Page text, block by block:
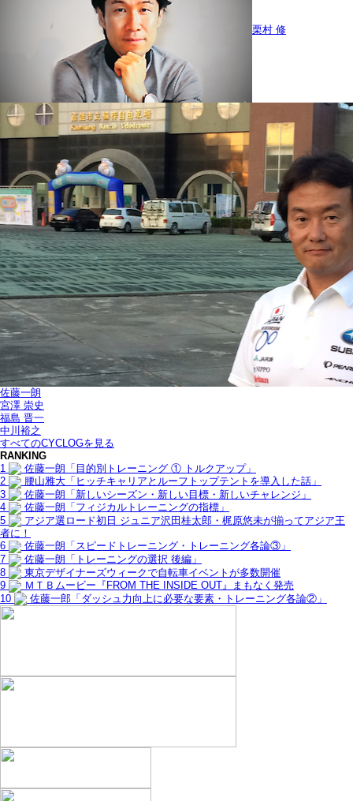
栗村 修
佐藤一朗
宮澤 崇史
福島 晋一
中川裕之
すべてのCYCLOGを見る
RANKING
1
佐藤一朗「目的別トレーニング ① トルクアップ」
2
腰山雅大「ヒッチキャリアとルーフトップテントを導入した話」
3
佐藤一朗「新しいシーズン・新しい目標・新しいチャレンジ」
4
佐藤一朗「フィジカルトレーニングの指標」
5
アジア選ロード初日 ジュニア沢田桂太郎・梶原悠未が揃ってアジア王
者に！
6
佐藤一朗「スピードトレーニング・トレーニング各論③」
7
佐藤一朗「トレーニングの選択 後編」
8
東京デザイナーズウィークで自転車イベントが多数開催
9
ＭＴＢムービー『FROM THE INSIDE OUT』まもなく発売
10
佐藤一郎「ダッシュ力向上に必要な要素・トレーニング各論②」